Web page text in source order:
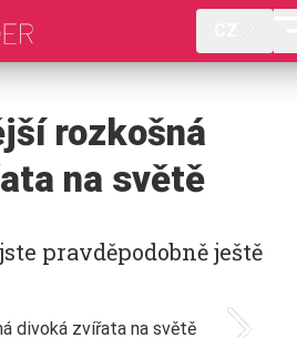
rozkošná
na světě
pravděpodobně ještě